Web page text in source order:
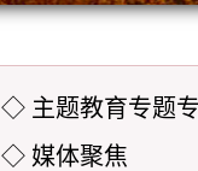
◇ 主题教育专题
◇ 媒体聚焦